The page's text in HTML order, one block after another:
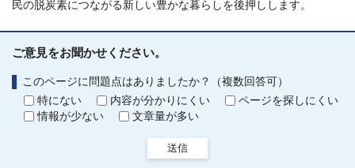
民の脱炭素につながる新しい豊かな暮らしを後押しします。
ご意見をお聞かせください。
このページに問題点はありましたか？（複数回答可）
特にない
内容が分かりにくい
ページを探しにくい
情報が少ない
文章量が多い
送信